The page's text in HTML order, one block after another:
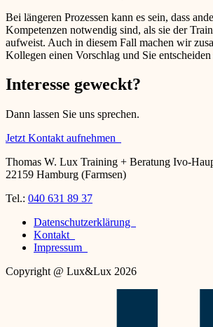
Bei längeren Prozessen kann es sein, dass
Kompetenzen notwendig sind, als sie der
aufweist. Auch in diesem Fall machen wir
Kollegen einen Vorschlag und Sie entscheiden
Interesse geweckt?
Dann lassen Sie uns sprechen.
Jetzt Kontakt aufnehmen
Thomas W. Lux Training + Beratung Ivo-
22159 Hamburg (Farmsen)
Tel.: 040 631 89 37
Datenschutzerklärung
Kontakt
Impressum
Copyright @ Lux&Lux 2026